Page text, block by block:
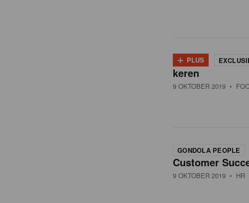
+ PLUS
keren
9 OKTOBER 2019 •
GONDOLA PEOPLE
Customer
9 OKTOBER 2019 • HR